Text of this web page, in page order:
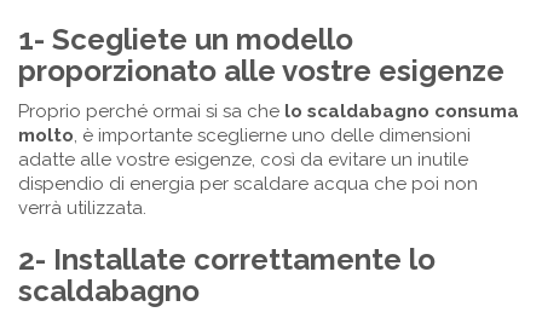
1- Scegliete un modello
proporzionato alle vostre esigenze
Proprio perché ormai si sa che lo scaldabagno consuma
molto, è importante sceglierne uno delle dimensioni
adatte alle vostre esigenze, così da evitare un inutile
dispendio di energia per scaldare acqua che poi non
verrà utilizzata.
2- Installate correttamente lo
scaldabagno